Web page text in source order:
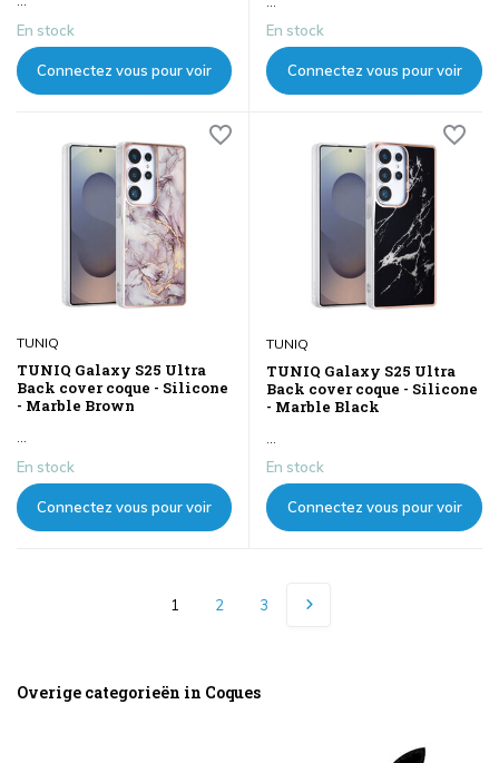
En stock
Connectez vous pour voir
En stock
Connectez vous pour voir
TUNIQ
TUNIQ Galaxy S25 Ultra
Back cover coque - Silicone
- Marble Brown
...
En stock
Connectez vous pour voir
TUNIQ
TUNIQ Galaxy S25 Ultra
Back cover coque - Silicone
- Marble Black
...
En stock
Connectez vous pour voir
1 2 3
Overige categorieën in Coques